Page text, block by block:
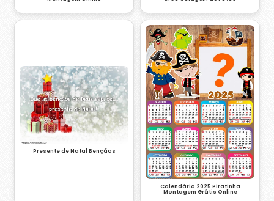
Presente de Natal Bençãos
Calendário 2025 Piratinha
Montagem Grátis Online